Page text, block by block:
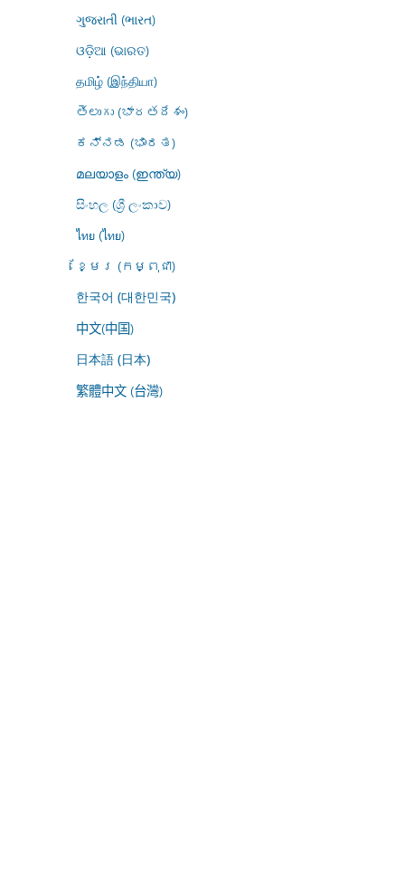
ગુજરાતી (ભારત)
ଓଡ଼ିଆ (ଭାରତ)
தமிழ் (இந்தியா)
తెలుగు (భారతదేశం)
ಕನ್ನಡ (ಭಾರತ)
മലയാളം (ഇന്ത്യ)
සිංහල (ශ්‍රී ලංකාව)
ไทย (ไทย)
ខ្មែរ (កម្ពុជា)
한국어 (대한민국)
中文(中国)
日本語 (日本)
繁體中文 (台灣)